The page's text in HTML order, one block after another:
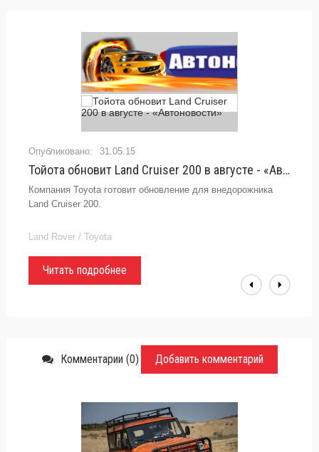
31.05.15
Тойота обновит Land Cruiser 200 в августе - «Автоновости»
Компания Toyota готовит обновление для внедорожника
Land Cruiser 200.
Land Rover / Toyota
Читать подробнее
Комментарии (0) Добавить комментарий